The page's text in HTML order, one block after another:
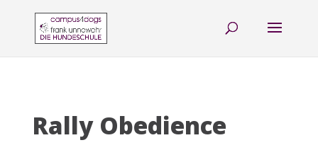
Rally Obedience